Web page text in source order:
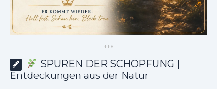
***
SPUREN DER SCHÖPFUNG |
Entdeckungen aus der Natur